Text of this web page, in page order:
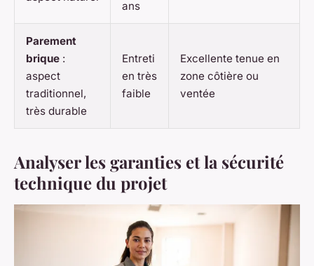
ans
Parement
brique :
aspect
traditionnel,
très durable
Entreti
en très
faible
Excellente tenue en
zone côtière ou
ventée
Analyser les garanties et la sécurité
technique du projet